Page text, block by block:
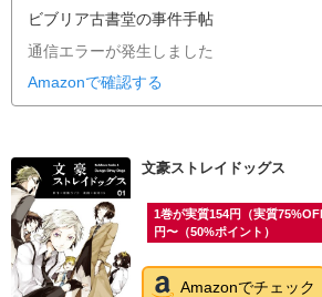
ビブリア古書堂の事件手帖
通信エラーが発生しました
Amazonで確認する
文豪ストレイドッグス
1巻が実質154円（実質
円〜（50%ポイント）
Amazonでチェック